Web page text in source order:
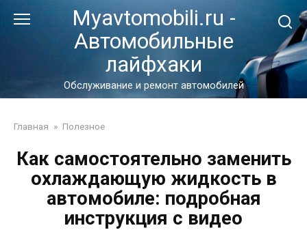
Myavtomobili.ru -
Автомобильные
лайфхаки
Обслуживание и ремонт автомобилей
Главная » Полезное
Как самостоятельно заменить
охлаждающую жидкость в
автомобиле: подробная
инструкция с видео